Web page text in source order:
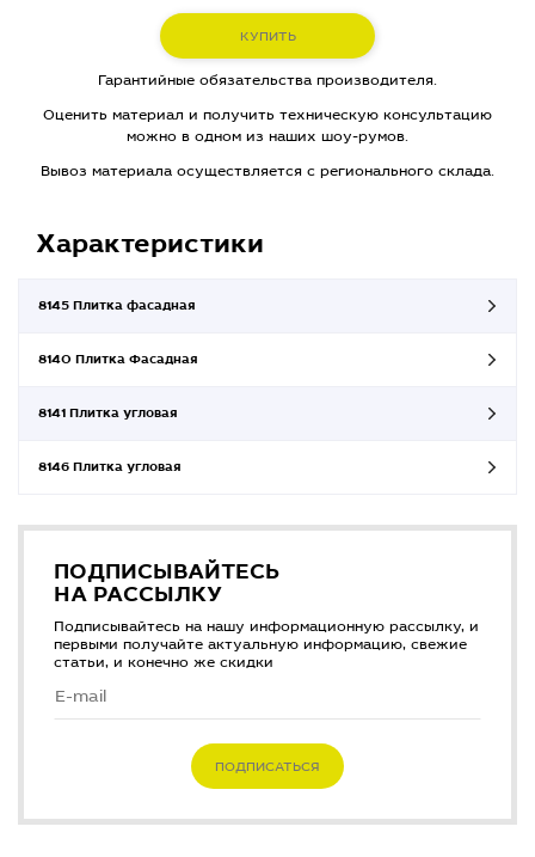
КУПИТЬ
Гарантийные обязательства производителя.
Оценить материал и получить техническую консультацию
можно в одном из наших шоу-румов.
Вывоз материала осуществляется с регионального склада.
Характеристики
8145 Плитка фасадная
8140 Плитка Фасадная
8141 Плитка угловая
8146 Плитка угловая
ПОДПИСЫВАЙТЕСЬ
НА РАССЫЛКУ
Подписывайтесь на нашу информационную рассылку, и
первыми получайте актуальную информацию, свежие
статьи, и конечно же скидки
ПОДПИСАТЬСЯ